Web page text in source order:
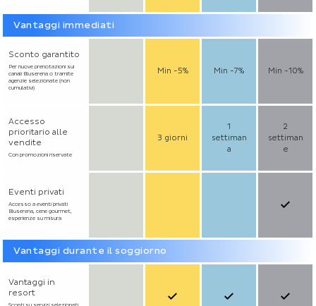
Vantaggi immediati
Sconto garantito
Per nuove prenotazioni sui
canali Bluserena o tramite
agenzie selezionate (non
cumulativi)
Min -5% Min -7% Min -10%
Accesso
prioritario alle
vendite
Con promozioni riservate
3 giorni
1
settiman
a
2
settiman
e
Eventi privati
Accesso a eventi privati
Bluserena, cene gourmet,
esperienze su misura
Vantaggi durante il soggiorno
Vantaggi in
resort
Sconti su servizi selezionati